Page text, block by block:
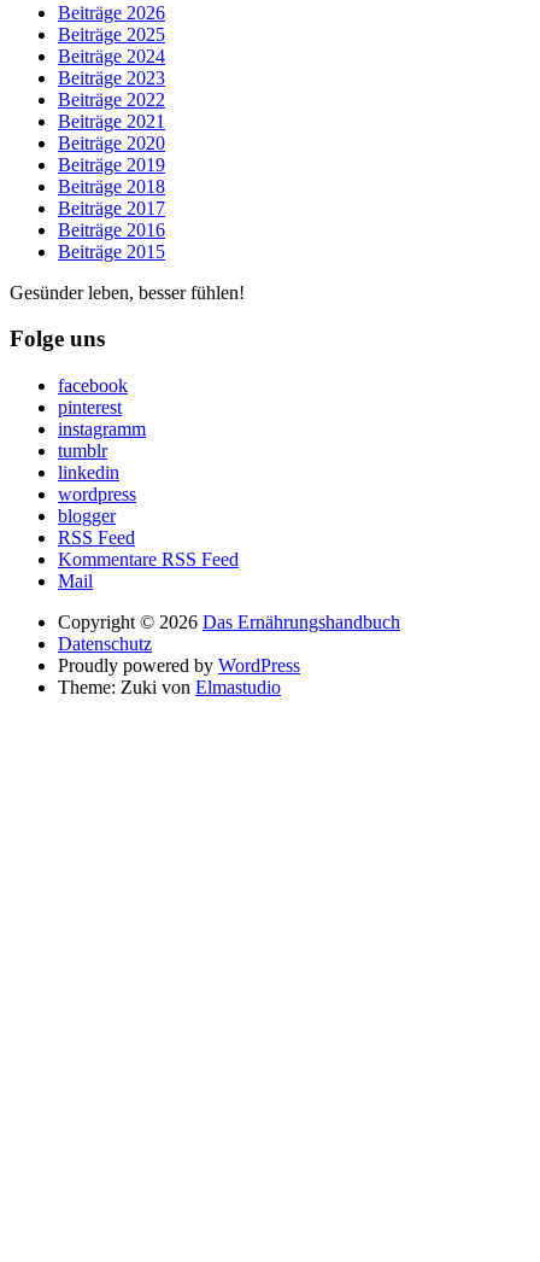
Beiträge 2026
Beiträge 2025
Beiträge 2024
Beiträge 2023
Beiträge 2022
Beiträge 2021
Beiträge 2020
Beiträge 2019
Beiträge 2018
Beiträge 2017
Beiträge 2016
Beiträge 2015
Gesünder leben, besser fühlen!
Folge uns
facebook
pinterest
instagramm
tumblr
linkedin
wordpress
blogger
RSS Feed
Kommentare RSS Feed
Mail
Copyright © 2026 Das Ernährungshandbuch
Datenschutz
Proudly powered by WordPress
Theme: Zuki von Elmastudio